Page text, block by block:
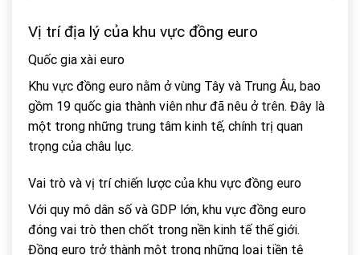
Vị trí địa lý của khu vực đồng euro
Quốc gia xài euro
Khu vực đồng euro nằm ở vùng Tây và Trung Âu, bao
gồm 19 quốc gia thành viên như đã nêu ở trên. Đây là
một trong những trung tâm kinh tế, chính trị quan
trọng của châu lục.
Vai trò và vị trí chiến lược của khu vực đồng euro
Với quy mô dân số và GDP lớn, khu vực đồng euro
đóng vai trò then chốt trong nền kinh tế thế giới.
Đồng euro trở thành một trong những loại tiền tệ